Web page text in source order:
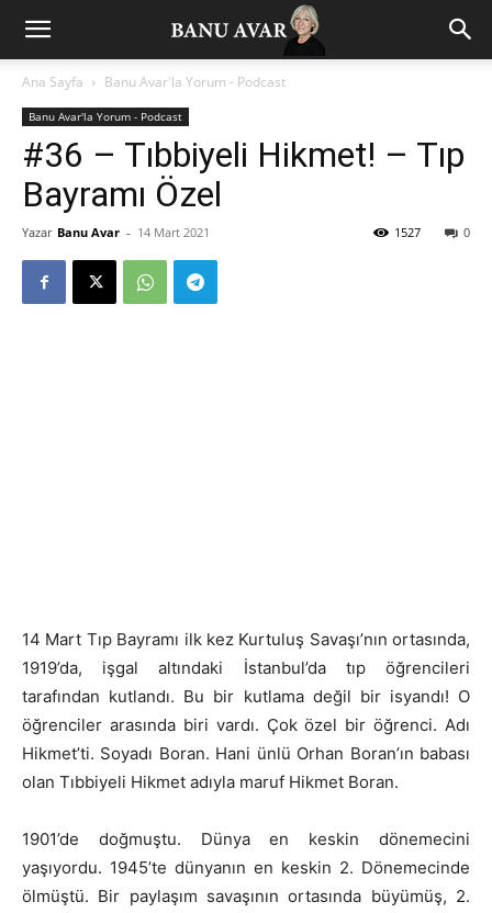
Ana Sayfa Banu Avar'la Yorum - Podcast
Banu Avar'la Yorum - Podcast
#36 – Tıbbiyeli Hikmet! – Tıp
Bayramı Özel
Yazar Banu Avar - 14 Mart 2021 0
1527
14 Mart Tıp Bayramı ilk kez Kurtuluş Savaşı’nın ortasında,
1919’da, işgal altındaki İstanbul’da tıp öğrencileri
tarafından kutlandı. Bu bir kutlama değil bir isyandı! O
öğrenciler arasında biri vardı. Çok özel bir öğrenci. Adı
Hikmet’ti. Soyadı Boran. Hani ünlü Orhan Boran’ın babası
olan Tıbbiyeli Hikmet adıyla maruf Hikmet Boran.
1901’de doğmuştu. Dünya en keskin dönemecini
yaşıyordu. 1945’te dünyanın en keskin 2. Dönemecinde
ölmüştü. Bir paylaşım savaşının ortasında büyümüş, 2.